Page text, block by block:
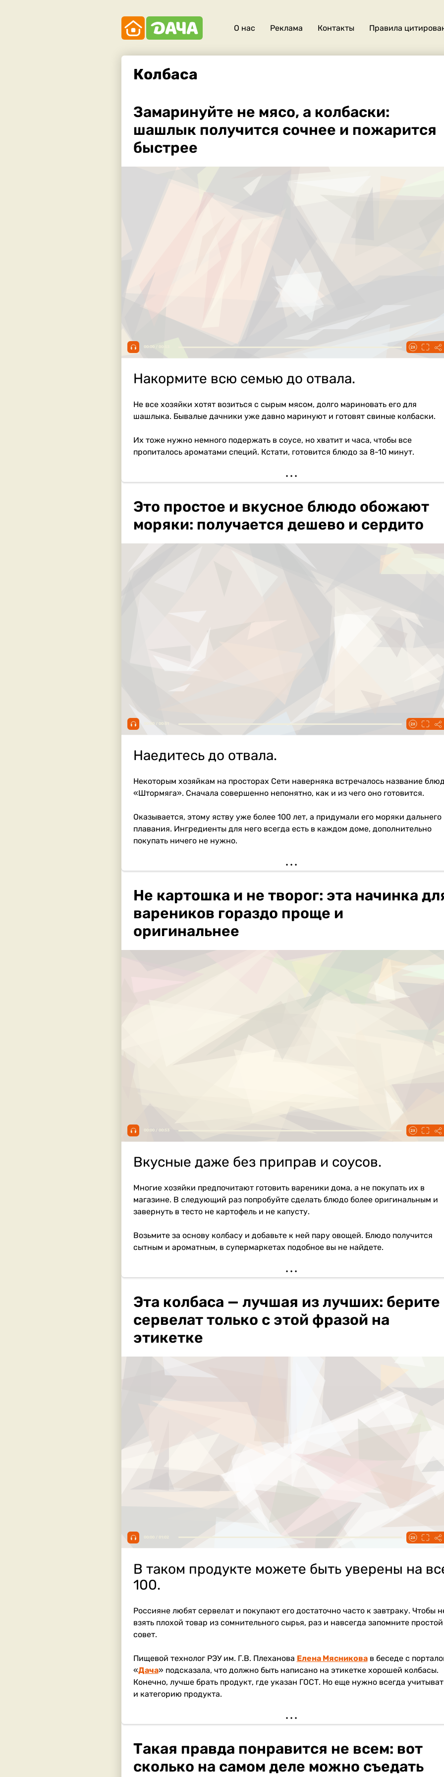
нас
О нас Реклама Контакты Правила
Колбаса
Замаринуйте не мясо, а колбаски:
шашлык получится сочнее и пожарится
быстрее
00:00 / 00:53
Накормите всю семью до отвала.
Не все хозяйки хотят возиться с сырым мясом, долго мариновать его для
шашлыка. Бывалые дачники уже давно маринуют и готовят свиные колбаски.
Их тоже нужно немного подержать в соусе, но хватит и часа, чтобы все
пропиталось ароматами специй. Кстати, готовится блюдо за 8-10 минут.
Это простое и вкусное блюдо обожают
моряки: получается дешево и сердито
00:00 / 00:51
Наедитесь до отвала.
Некоторым хозяйкам на просторах Сети наверняка встречалось название
«Штормяга». Сначала совершенно непонятно, как и из чего оно готовится.
Оказывается, этому яству уже более 100 лет, а придумали его моряки дальнего
плавания. Ингредиенты для него всегда есть в каждом доме, дополнительно
покупать ничего не нужно.
Не картошка и не творог: эта начинка
вареников гораздо проще и
оригинальнее
00:00 / 00:53
Вкусные даже без приправ и соусов.
Многие хозяйки предпочитают готовить вареники дома, а не покупать их в
магазине. В следующий раз попробуйте сделать блюдо более оригинальным и
завернуть в тесто не картофель и не капусту.
Возьмите за основу колбасу и добавьте к ней пару овощей. Блюдо получится
сытным и ароматным, в супермаркетах подобное вы не найдете.
Эта колбаса — лучшая из лучших: берите
сервелат только с этой фразой на
этикетке
В таком продукте можете быть уверены на
100.
Россияне любят сервелат и покупают его достаточно часто к завтраку. Чтобы
взять плохой товар из сомнительного сырья, раз и навсегда запомните простой
совет.
Пищевой технолог РЭУ им. Г.В. Плеханова Елена Мясниковав беседе с
«Дача» подсказала, что должно быть написано на этикетке хорошей колбасы.
Конечно, лучше брать продукт, где указан ГОСТ. Но еще нужно всегда
и категорию продукта.
Такая правда понравится не всем: вот
сколько на самом деле можно съедать